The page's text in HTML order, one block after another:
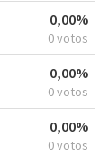
0,00%
0 votos
0,00%
0 votos
0,00%
0 votos